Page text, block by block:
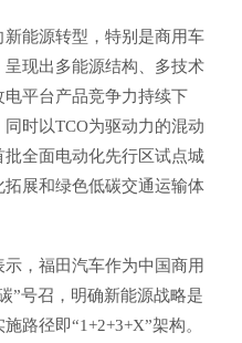
能源转型，特别是商用车
现出多能源结构、多技术
平台产品竞争力持续下
时以TCO为驱动力的混动
全面电动化先行区试点城
展和绿色低碳交通运输体
，福田汽车作为中国商用
”号召，明确新能源战略是
路径即“1+2+3+X”架构。